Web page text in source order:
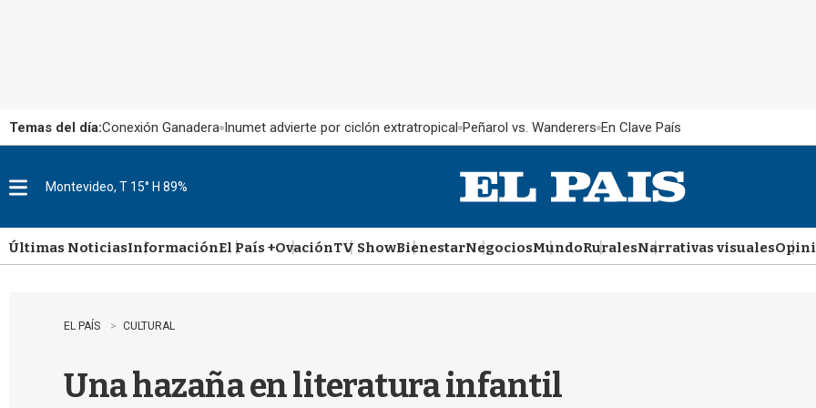
Temas del día:Conexión Ganadera Inumet advierte por ciclón extratropical Peñarol vs. Wanderers En Clave País
u
Montevideo, T 15° H 89%
Últimas NoticiasInformaciónEl País +OvaciónTV ShowBienestarNegociosMundoRuralesNarrativas visuales
EL PAÍS CULTURAL
Una hazaña en literatura infantil